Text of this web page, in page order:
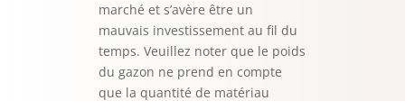
marché et s’avère être un
mauvais investissement au fil du
temps. Veuillez noter que le poids
du gazon ne prend en compte
que la quantité de matériau